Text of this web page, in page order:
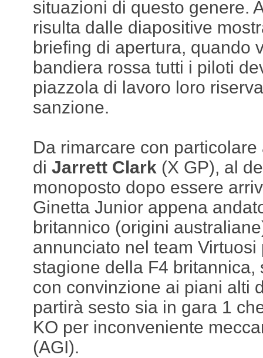
situazioni di questo genere.
risulta dalle diapositive
briefing di apertura, quando
bandiera rossa tutti i piloti
piazzola di lavoro loro
sanzione.
Da rimarcare con
di Jarrett Clark (X GP), al
monoposto dopo essere
Ginetta Junior appena
britannico (origini
annunciato nel team
stagione della F4 britannica,
con convinzione ai piani alti
partirà sesto sia in gara 1
KO per inconveniente
(AGI).